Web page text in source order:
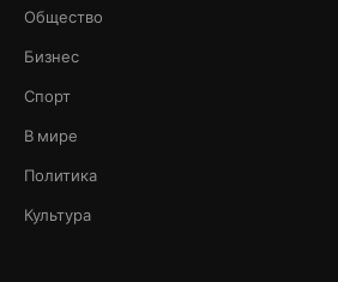
Общество
Бизнес
Спорт
В мире
Политика
Культура